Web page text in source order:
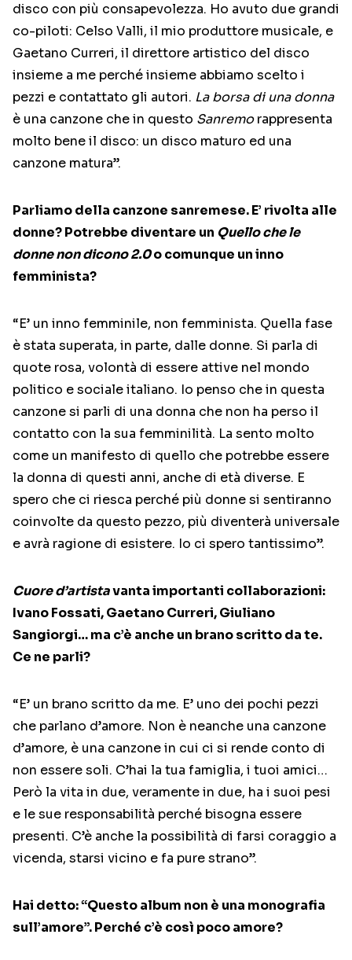
disco con più consapevolezza. Ho avuto due grandi
co-piloti: Celso Valli, il mio produttore musicale, e
Gaetano Curreri, il direttore artistico del disco
insieme a me perché insieme abbiamo scelto i
pezzi e contattato gli autori. La borsa di una donna
è una canzone che in questo Sanremorappresenta
molto bene il disco: un disco maturo ed una
canzone matura”.
Parliamo della canzone sanremese. E’ rivolta alle
donne? Potrebbe diventare un Quello che le
donne non dicono 2.0o comunque un inno
femminista?
“E’ un inno femminile, non femminista. Quella fase
è stata superata, in parte, dalle donne. Si parla di
quote rosa, volontà di essere attive nel mondo
politico e sociale italiano. Io penso che in questa
canzone si parli di una donna che non ha perso il
contatto con la sua femminilità. La sento molto
come un manifesto di quello che potrebbe essere
la donna di questi anni, anche di età diverse. E
spero che ci riesca perché più donne si sentiranno
coinvolte da questo pezzo, più diventerà universale
e avrà ragione di esistere. Io ci spero tantissimo”.
Cuore d’artistavanta importanti collaborazioni:
Ivano Fossati, Gaetano Curreri, Giuliano
Sangiorgi… ma c’è anche un brano scritto da te.
Ce ne parli?
“E’ un brano scritto da me. E’ uno dei pochi pezzi
che parlano d’amore. Non è neanche una canzone
d’amore, è una canzone in cui ci si rende conto di
non essere soli. C’hai la tua famiglia, i tuoi amici…
Però la vita in due, veramente in due, ha i suoi pesi
e le sue responsabilità perché bisogna essere
presenti. C’è anche la possibilità di farsi coraggio a
vicenda, starsi vicino e fa pure strano”.
Hai detto: “Questo album non è una monografia
sull’amore”. Perché c’è così poco amore?